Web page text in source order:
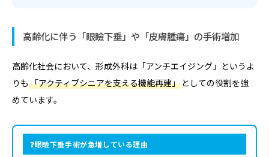
高齢化に伴う「眼瞼下垂」や「皮膚腫瘍」の手術増加
高齢化社会において、形成外科は「アンチエイジング」というよ
りも 「アクティブシニアを支える機能再建」としての役割を強
めています。
眼瞼下垂手術が急増している理由